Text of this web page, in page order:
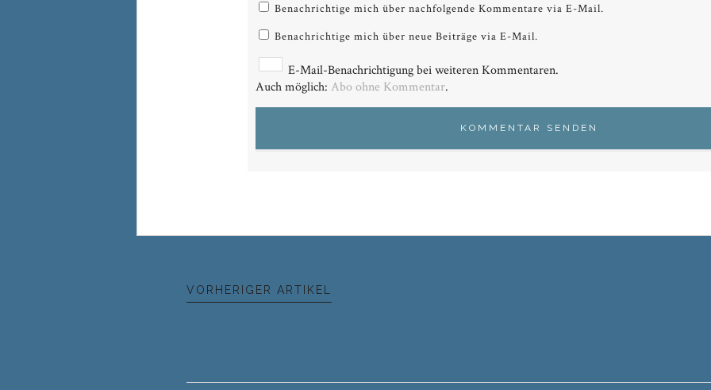
Benachrichtige mich über nachfolgende Kommentare via E-Mail.
Benachrichtige mich über neue Beiträge via E-Mail.
E-Mail-Benachrichtigung bei weiteren Kommentaren.
Auch möglich:Abo ohne Kommentar.
VORHERIGER ARTIKEL